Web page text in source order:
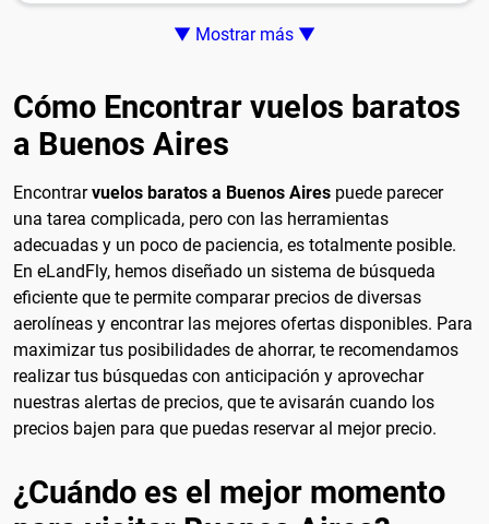
▼ Mostrar más ▼
Cómo Encontrar vuelos baratos
a Buenos Aires
Encontrarvuelos baratos a Buenos Aires puede parecer
una tarea complicada, pero con las herramientas
adecuadas y un poco de paciencia, es totalmente posible.
En eLandFly, hemos diseñado un sistema de búsqueda
eficiente que te permite comparar precios de diversas
aerolíneas y encontrar las mejores ofertas disponibles. Para
maximizar tus posibilidades de ahorrar, te recomendamos
realizar tus búsquedas con anticipación y aprovechar
nuestras alertas de precios, que te avisarán cuando los
precios bajen para que puedas reservar al mejor precio.
¿Cuándo es el mejor momento